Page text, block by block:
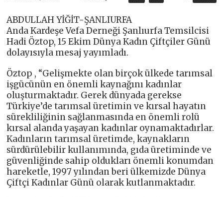
ABDULLAH YİĞİT-ŞANLIURFA
Anda Kardeşe Vefa Derneği Şanlıurfa Temsilcisi
Hadi Öztop, 15 Ekim Dünya Kadın Çiftçiler Günü
dolayısıyla mesaj yayımladı.
Öztop , “Gelişmekte olan birçok ülkede tarımsal
işgücünün en önemli kaynağını kadınlar
oluşturmaktadır. Gerek dünyada gerekse
Türkiye’de tarımsal üretimin ve kırsal hayatın
sürekliliğinin sağlanmasında en önemli rolü
kırsal alanda yaşayan kadınlar oynamaktadırlar.
Kadınların tarımsal üretimde, kaynakların
sürdürülebilir kullanımında, gıda üretiminde ve
güvenliğinde sahip oldukları önemli konumdan
hareketle, 1997 yılından beri ülkemizde Dünya
Çiftçi Kadınlar Günü olarak kutlanmaktadır.